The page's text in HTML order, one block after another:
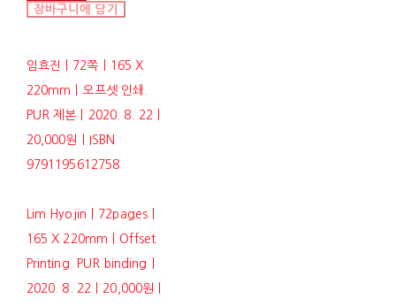
장바구니에 담기
임효진ㅣ72쪽ㅣ165 X
220mmㅣ오프셋 인쇄.
PUR 제본ㅣ2020. 8. 22ㅣ
20,000원ㅣISBN
9791195612758
Lim Hyojinㅣ72pagesㅣ
165 X 220mmㅣOffset
Printing. PUR bindingㅣ
2020. 8. 22ㅣ20,000원ㅣ